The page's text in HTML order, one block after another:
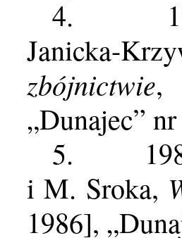
4.
Janicka-
zbójnictwie,
„Dunajec”
5.
i M. Sroka,
1986],